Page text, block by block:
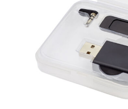
Herenverzorging
Scheerapparaten & trimmers